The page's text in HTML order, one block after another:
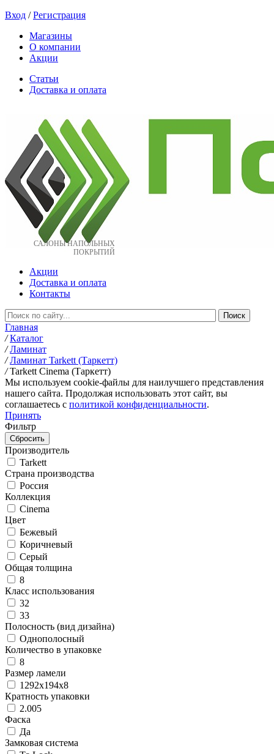
Вход /Регистрация
Магазины
О компании
Акции
Статьи
Доставка и оплата
САЛОНЫ НАПОЛЬНЫХ
ПОКРЫТИЙ
Акции
Доставка и оплата
Контакты
Главная
/ Каталог
/ Ламинат
/ Ламинат Tarkett (Таркетт)
/ Tarkett Cinema (Таркетт)
Мы используем cookie-файлы для наилучшего представления
нашего сайта. Продолжая использовать этот сайт, вы
соглашаетесь c политикой конфиденциальности.
Принять
Фильтр
Производитель
Tarkett
Страна производства
Россия
Коллекция
Cinema
Цвет
Бежевый
Коричневый
Серый
Общая толщина
8
Класс использования
32
33
Полосность (вид дизайна)
Однополосный
Количество в упаковке
8
Размер ламели
1292х194х8
Кратность упаковки
2.005
Фаска
Да
Замковая система